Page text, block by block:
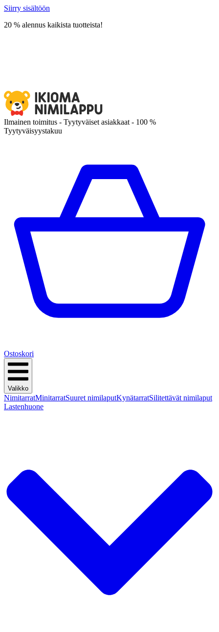
Siirry sisältöön
20 % alennus kaikista tuotteista!
Ilmainen toimitus - Tyytyväiset asiakkaat - 100 %
Tyytyväisyystakuu
Ostoskori
Valikko
NimitarratMinitarratSuuret nimilaputKynätarratSilitettävät nimilaput
Lastenhuone